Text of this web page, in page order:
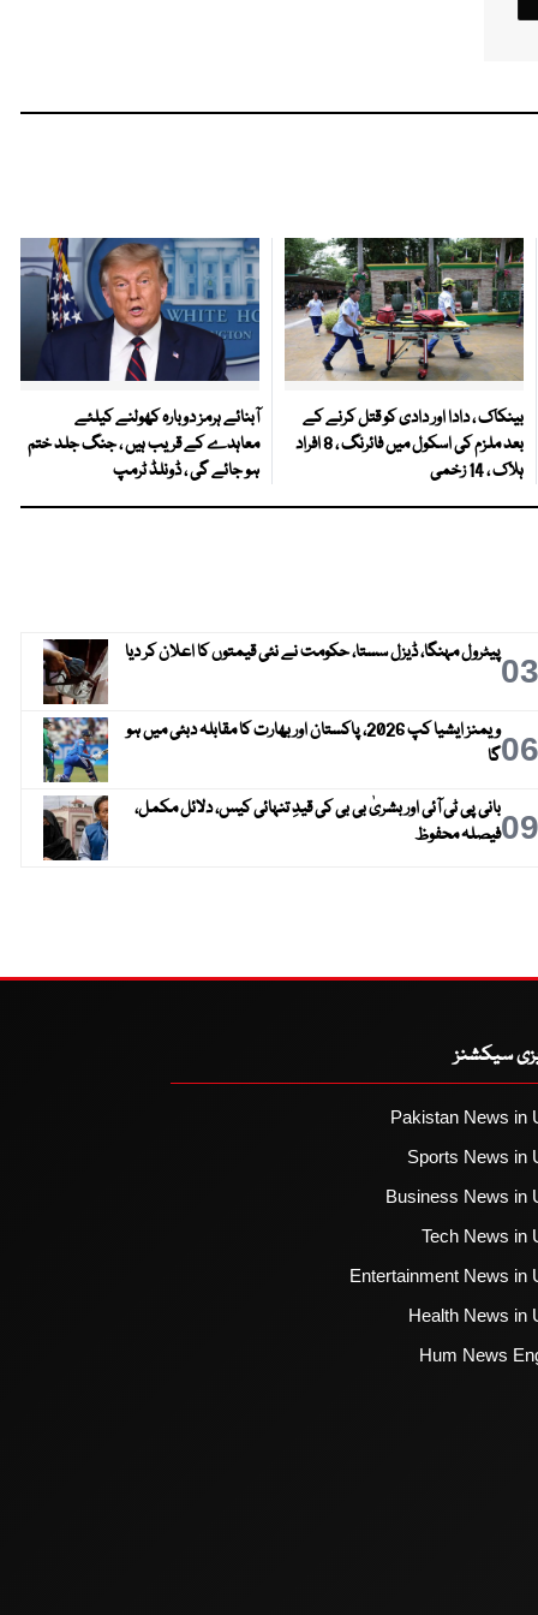
بینکاک ، دادا اور دادی کو قتل کرنے کے
بعد ملزم کی اسکول میں فائرنگ ، 8 افراد
ہلاک ، 14 زخمی
آبنائے ہرمز دوبارہ کھولنے کیلئے
معاہدے کے قریب ہیں ، جنگ جلد ختم
ہو جائے گی ، ڈونلڈ ٹرمپ
03پیٹرول مہنگا، ڈیزل سستا، حکومت نے نئی قیمتوں کا اعلان کر دیا
06
ویمنز ایشیا کپ 2026، پاکستان اور بھارت کا مقابلہ دبئی میں ہو
گا
09بانی پی ٹی آئی اور بشریٰ بی بی کی قیدِ تنہائی کیس، دلائل مکمل،
فیصلہ محفوظ
سیکشنز
Pakistan News in
Sports News in
Business News in
Tech News in
Entertainment News in
Health News in
Hum News